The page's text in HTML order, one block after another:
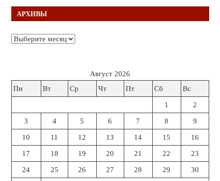
АРХИВЫ
Архивы
Август 2026
Пн
Вт Ср Чт Пт Сб Вс
1 2
3 4 5 6 7 8 9
10 11 12 13 14 15 16
17 18 19 20 21 22 23
24 25 26 27 28 29 30